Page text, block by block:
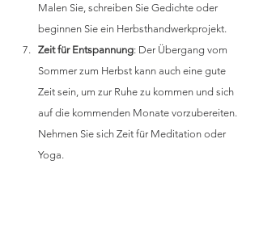
Malen Sie, schreiben Sie Gedichte oder
beginnen Sie ein Herbsthandwerkprojekt.
Zeit für Entspannung: Der Übergang vom
Sommer zum Herbst kann auch eine gute
Zeit sein, um zur Ruhe zu kommen und sich
auf die kommenden Monate vorzubereiten.
Nehmen Sie sich Zeit für Meditation oder
Yoga.